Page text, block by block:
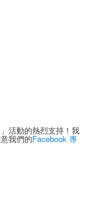
活動的熱烈支持！我
我們的Facebook 專